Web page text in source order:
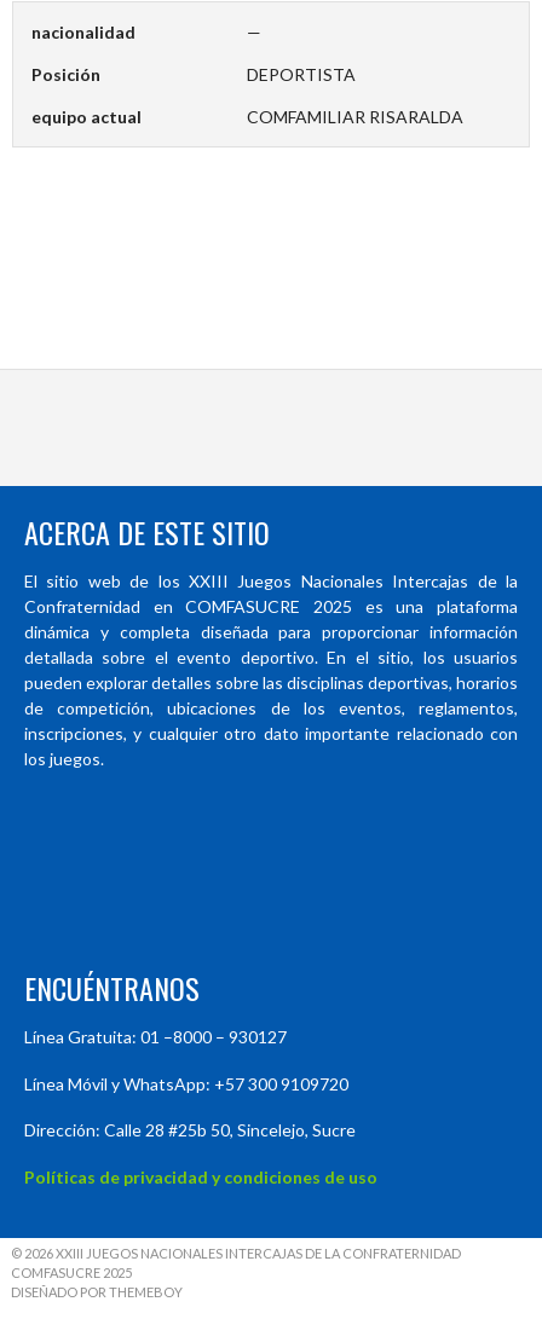
nacionalidad —
Posición DEPORTISTA
equipo actual COMFAMILIAR RISARALDA
ACERCA DE ESTE SITIO
El sitio web de los XXIII Juegos Nacionales Intercajas de la
Confraternidad en COMFASUCRE 2025 es una plataforma
dinámica y completa diseñada para proporcionar información
detallada sobre el evento deportivo. En el sitio, los usuarios
pueden explorar detalles sobre las disciplinas deportivas, horarios
de competición, ubicaciones de los eventos, reglamentos,
inscripciones, y cualquier otro dato importante relacionado con
los juegos.
ENCUÉNTRANOS
Línea Gratuita: 01 –8000 – 930127
Línea Móvil y WhatsApp: +57 300 9109720
Dirección: Calle 28 #25b 50, Sincelejo, Sucre
Políticas de privacidad y condiciones de uso
© 2026 XXIII JUEGOS NACIONALES INTERCAJAS DE LA CONFRATERNIDAD
COMFASUCRE 2025
DISEÑADO POR THEMEBOY